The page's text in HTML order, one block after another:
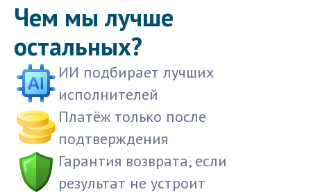
Чем мы лучше
остальных?
ИИ подбирает лучших
исполнителей
Платёж только после
подтверждения
Гарантия возврата, если
результат не устроит